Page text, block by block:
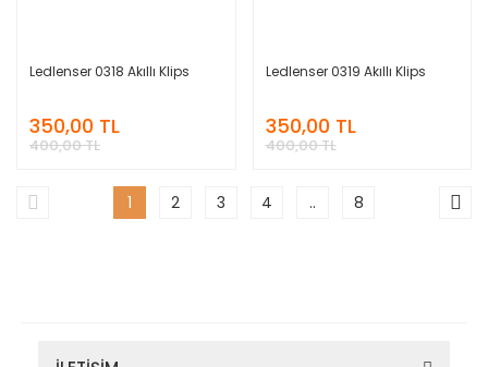
Ledlenser 0318 Akıllı Klips
350,00 TL
400,00 TL
Ledlenser 0319 Akıllı Klips
350,00 TL
400,00 TL
1 2 3 4 .. 8